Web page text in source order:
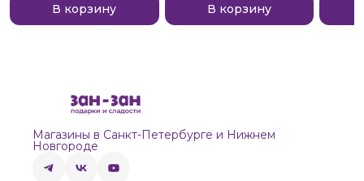
В корзину В корзину
Магазины в Санкт-Петербурге и Нижнем
Новгороде